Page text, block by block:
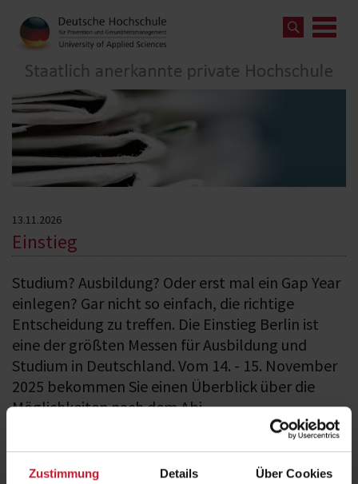
Zustimmung Details Über Cookies
13.11.2026
Einstieg
Studium? Ausbildung? Oder erst mal ein Gap Year
einlegen? Gar nicht so einfach, die richtige
Entscheidung zu treffen. Die Einstieg Berlin ist
eine der größten Messen für Ausbildung und
Studium in Deutschland. Vom 14. - 15. November
2025 bekommen Sie einen Überblick über die
Möglichkeiten nach dem Abi.
An den Messeständen können Sie nicht nur mit Studienberater/innen
und Personalchef/innen sprechen, sondern auch mit Azubis und
Studierenden. Sie erzählen aus ihrem Alltag im Job oder Studium und